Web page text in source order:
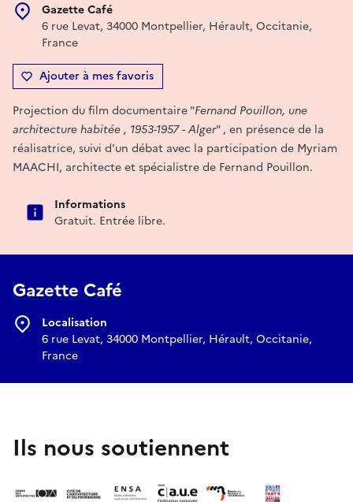
Gazette Café
6 rue Levat, 34000 Montpellier, Hérault, Occitanie,
France
Ajouter à mes favoris
Projection du film documentaire "Fernand Pouillon, une
architecture habitée , 1953-1957 - Alger" , en présence de la
réalisatrice, suivi d'un débat avec la participation de Myriam
MAACHI, architecte et spécialistre de Fernand Pouillon.
Informations
Gratuit. Entrée libre.
Gazette Café
Localisation
6 rue Levat, 34000 Montpellier, Hérault, Occitanie,
France
Ils nous soutiennent